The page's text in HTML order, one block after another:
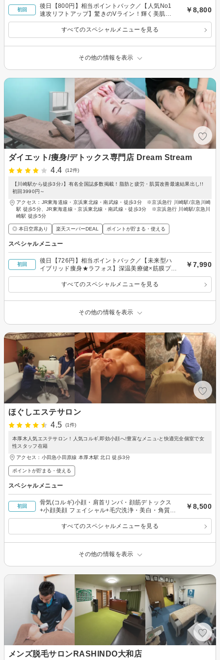
初回
後日【800円】相当ポイントバック／【人気No1
速攻リフトアップ】驚きのVライン！輝く美肌
へ！ラジオ波小顔フェイシャル 60分
￥8,800
すべてのスペシャルメニューを見る
その他の情報を表示
ダイエット/痩身/デトックス専門店 Dream Stream
4.4
(12件)
【川崎駅から徒歩3分♪】有名全国誌多数掲載！脂肪と疲労・肌質改善最速結果出し!!
初回3990円～
アクセス：JR東海道線・京浜東北線・南武線・徒歩3分 ※京浜急行 川崎駅/京急川崎
駅 徒歩5分、JR東海道線・京浜東北線・南武線・徒歩3分 ※京浜急行 川崎駅/京急川
崎駅 徒歩5分
◎ 本日空席あり 楽天スーパーDEAL ポイントが貯まる・使える
スペシャルメニュー
初回
後日【726円】相当ポイントバック／【未来型ハ
イブリッド痩身★ラフォス】深温美療健×筋膜プレ
＆セル90分
￥7,990
すべてのスペシャルメニューを見る
その他の情報を表示
ほぐしエステサロン
4.5
(1件)
本厚木人気エステサロン！人気コルギ,即効小顔へ!豊富なメニュ‐と快適完全個室で女
性スタッフ在籍
アクセス：小田急小田原線 本厚木駅 北口 徒歩3分
ポイントが貯まる・使える
スペシャルメニュー
初回
骨気(コルギ)小顔・肩首リンパ・顔筋デトックス
+小顔美顔 フェイシャル+毛穴洗浄・美白・角質除
去90
￥8,500
すべてのスペシャルメニューを見る
その他の情報を表示
メンズ脱毛サロンRASHINDO大和店